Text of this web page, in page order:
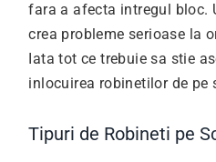
fara a afecta intregul bloc.
crea probleme serioase la
Iata tot ce trebuie sa stie
inlocuirea robinetilor de pe
Tipuri de Robineti pe